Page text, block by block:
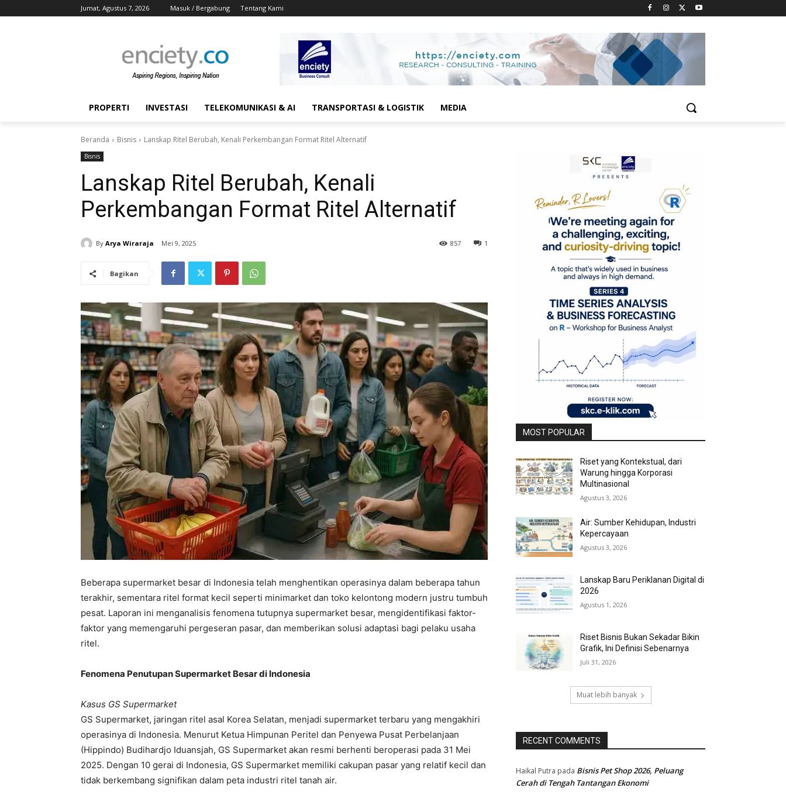
Jumat, Agustus 7, 2026 Masuk / Bergabung Tentang Kami
PROPERTI INVESTASI TELEKOMUNIKASI & AI TRANSPORTASI & LOGISTIK MEDIA
Beranda Bisnis Lanskap Ritel Berubah, Kenali Perkembangan Format Ritel Alternatif
Bisnis
Lanskap Ritel Berubah, Kenali
Perkembangan Format Ritel Alternatif
By Arya Wiraraja Mei 9, 2025 1
857
Bagikan
Beberapa supermarket besar di Indonesia telah menghentikan operasinya dalam beberapa tahun
terakhir, sementara ritel format kecil seperti minimarket dan toko kelontong modern justru tumbuh
pesat. Laporan ini menganalisis fenomena tutupnya supermarket besar, mengidentifikasi faktor-
faktor yang memengaruhi pergeseran pasar, dan memberikan solusi adaptasi bagi pelaku usaha
ritel.
Fenomena Penutupan Supermarket Besar di Indonesia
Kasus GS Supermarket
GS Supermarket, jaringan ritel asal Korea Selatan, menjadi supermarket terbaru yang mengakhiri
operasinya di Indonesia. Menurut Ketua Himpunan Peritel dan Penyewa Pusat Perbelanjaan
(Hippindo) Budihardjo Iduansjah, GS Supermarket akan resmi berhenti beroperasi pada 31 Mei
2025. Dengan 10 gerai di Indonesia, GS Supermarket memiliki cakupan pasar yang relatif kecil dan
tidak berkembang signifikan dalam peta industri ritel tanah air.
MOST POPULAR
Riset yang Kontekstual, dari
Warung hingga Korporasi
Multinasional
Agustus 3, 2026
Air: Sumber Kehidupan, Industri
Kepercayaan
Agustus 3, 2026
Lanskap Baru Periklanan Digital di
2026
Agustus 1, 2026
Riset Bisnis Bukan Sekadar Bikin
Grafik, Ini Definisi Sebenarnya
Juli 31, 2026
Muat lebih banyak
RECENT COMMENTS
Haikal Putra pada Bisnis Pet Shop 2026, Peluang
Cerah di Tengah Tantangan Ekonomi